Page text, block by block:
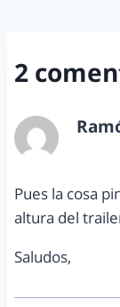
2
Pues la cosa
altura del
Saludos,